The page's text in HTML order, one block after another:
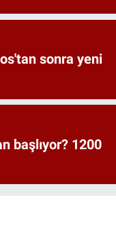
sonra yeni
başlıyor? 1200